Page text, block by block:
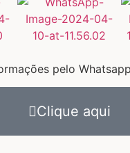
pelo Whatsapp
Clique aqui